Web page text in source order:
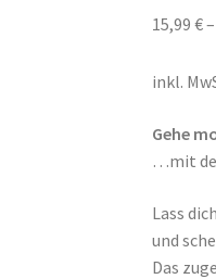
15,99€–
inkl.
Gehe
…mit
Lass
und
Das